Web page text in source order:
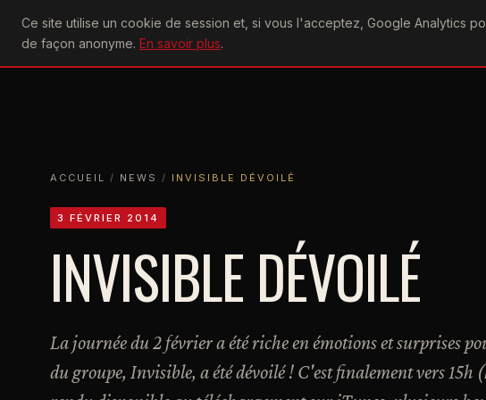
Ce site utilise un cookie de session et, si vous l'acceptez, Google Analytics
de façon anonyme. En savoir plus.
U2achtung
ACCUEIL
ACTU CONCERTS DISCOGRAPHIE
ACCUEIL / NEWS / INVISIBLE DÉVOILÉ
3 FÉVRIER 2014
INVISIBLE DÉVOILÉ
La journée du 2 février a été riche en émotions et surprises
du groupe, Invisible, a été dévoilé ! C'est finalement vers 15h